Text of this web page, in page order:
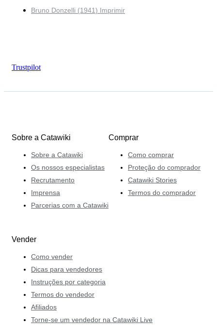
Bruno Donzelli (1941) Imprimir
Trustpilot
Sobre a Catawiki
Sobre a Catawiki
Os nossos especialistas
Recrutamento
Imprensa
Parcerias com a Catawiki
Comprar
Como comprar
Proteção do comprador
Catawiki Stories
Termos do comprador
Vender
Como vender
Dicas para vendedores
Instruções por categoria
Termos do vendedor
Afiliados
Torne-se um vendedor na Catawiki Live